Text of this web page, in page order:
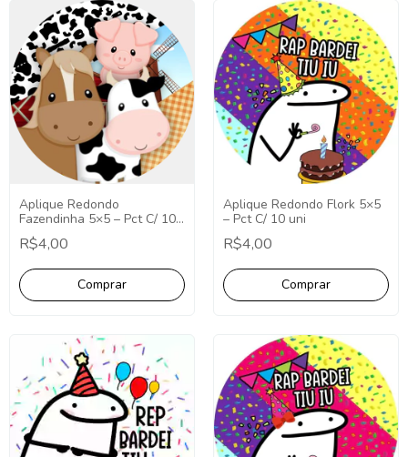
Aplique Redondo
Fazendinha 5×5 – Pct C/ 10
uni
R$4,00
Aplique Redondo Flork 5×5
– Pct C/ 10 uni
R$4,00